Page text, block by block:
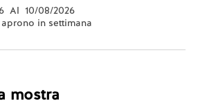
Al 10/08/2026
in settimana
mostra